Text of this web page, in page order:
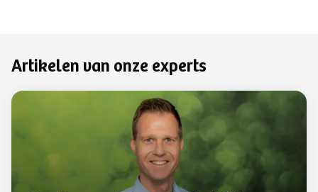
Artikelen van onze experts